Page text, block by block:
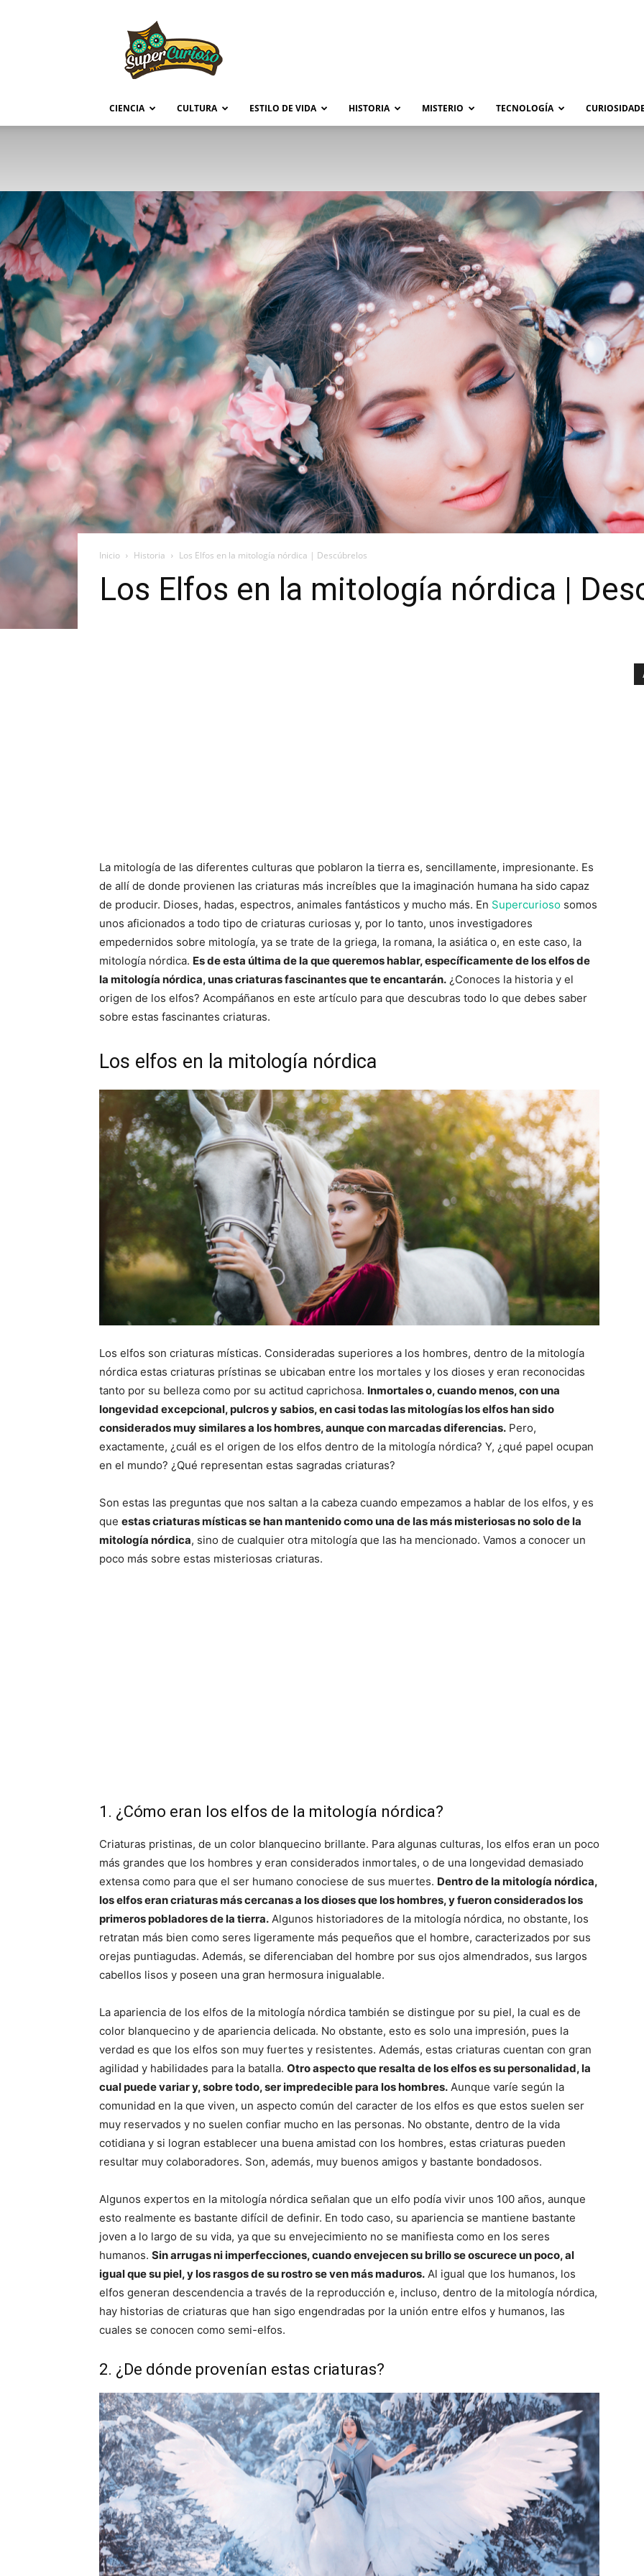
CIENCIA CULTURA ESTILO DE VIDA HISTORIA MISTERIO TECNOLOGÍA
Inicio Historia Los Elfos en la mitología nórdica | Descúbrelos
Los Elfos en la mitología nórdica |
La mitología de las diferentes culturas que poblaron la tierra es, sencillamente, impresionante. Es
de allí de donde provienen las criaturas más increíbles que la imaginación humana ha sido capaz
de producir. Dioses, hadas, espectros, animales fantásticos y mucho más. En Supercurioso somos
unos aficionados a todo tipo de criaturas curiosas y, por lo tanto, unos investigadores
empedernidos sobre mitología, ya se trate de la griega, la romana, la asiática o, en este caso, la
mitología nórdica. Es de esta última de la que queremos hablar, específicamente de los elfos de
la mitología nórdica, unas criaturas fascinantes que te encantarán. ¿Conoces la historia y el
origen de los elfos? Acompáñanos en este artículo para que descubras todo lo que debes saber
sobre estas fascinantes criaturas.
Los elfos en la mitología nórdica
Los elfos son criaturas místicas. Consideradas superiores a los hombres, dentro de la mitología
nórdica estas criaturas prístinas se ubicaban entre los mortales y los dioses y eran reconocidas
tanto por su belleza como por su actitud caprichosa. Inmortales o, cuando menos, con una
longevidad excepcional, pulcros y sabios, en casi todas las mitologías los elfos han sido
considerados muy similares a los hombres, aunque con marcadas diferencias. Pero,
exactamente, ¿cuál es el origen de los elfos dentro de la mitología nórdica? Y, ¿qué papel ocupan
en el mundo? ¿Qué representan estas sagradas criaturas?
Son estas las preguntas que nos saltan a la cabeza cuando empezamos a hablar de los elfos, y es
que estas criaturas místicas se han mantenido como una de las más misteriosas no solo de la
mitología nórdica, sino de cualquier otra mitología que las ha mencionado. Vamos a conocer un
poco más sobre estas misteriosas criaturas.
1. ¿Cómo eran los elfos de la mitología nórdica?
Criaturas pristinas, de un color blanquecino brillante. Para algunas culturas, los elfos eran un poco
más grandes que los hombres y eran considerados inmortales, o de una longevidad demasiado
extensa como para que el ser humano conociese de sus muertes. Dentro de la mitología nórdica,
los elfos eran criaturas más cercanas a los dioses que los hombres, y fueron considerados los
primeros pobladores de la tierra. Algunos historiadores de la mitología nórdica, no obstante, los
retratan más bien como seres ligeramente más pequeños que el hombre, caracterizados por sus
orejas puntiagudas. Además, se diferenciaban del hombre por sus ojos almendrados, sus largos
cabellos lisos y poseen una gran hermosura inigualable.
La apariencia de los elfos de la mitología nórdica también se distingue por su piel, la cual es de
color blanquecino y de apariencia delicada. No obstante, esto es solo una impresión, pues la
verdad es que los elfos son muy fuertes y resistentes. Además, estas criaturas cuentan con gran
agilidad y habilidades para la batalla. Otro aspecto que resalta de los elfos es su personalidad, la
cual puede variar y, sobre todo, ser impredecible para los hombres. Aunque varíe según la
comunidad en la que viven, un aspecto común del caracter de los elfos es que estos suelen ser
muy reservados y no suelen confiar mucho en las personas. No obstante, dentro de la vida
cotidiana y si logran establecer una buena amistad con los hombres, estas criaturas pueden
resultar muy colaboradores. Son, además, muy buenos amigos y bastante bondadosos.
Algunos expertos en la mitología nórdica señalan que un elfo podía vivir unos 100 años, aunque
esto realmente es bastante difícil de definir. En todo caso, su apariencia se mantiene bastante
joven a lo largo de su vida, ya que su envejecimiento no se manifiesta como en los seres
humanos. Sin arrugas ni imperfecciones, cuando envejecen su brillo se oscurece un poco, al
igual que su piel, y los rasgos de su rostro se ven más maduros. Al igual que los humanos, los
elfos generan descendencia a través de la reproducción e, incluso, dentro de la mitología nórdica,
hay historias de criaturas que han sigo engendradas por la unión entre elfos y humanos, las
cuales se conocen como semi-elfos.
2. ¿De dónde provenían estas criaturas?